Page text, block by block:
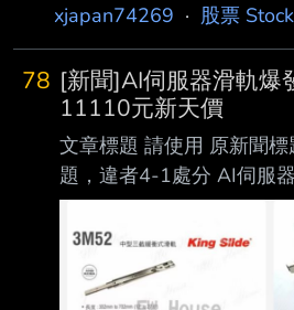
作美股的台灣投資人來說，
夜操盤了！ 心得/評論：
xjapan74269 · 股票 Stock
78 [新聞]AI伺服器滑軌
11110元新天價
文章標題 請使用 原新聞
題，違者4-1處分 AI伺服
11110元新天價 南俊國
題： 請勿刪減或自創標題
請刪除 AI伺服器滑軌爆
新天價 南俊國際同步漲